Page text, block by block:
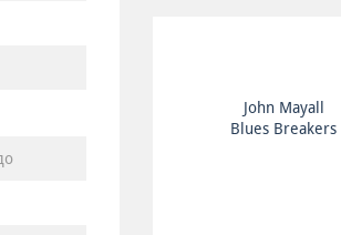
John Mayall
Blues Breakers